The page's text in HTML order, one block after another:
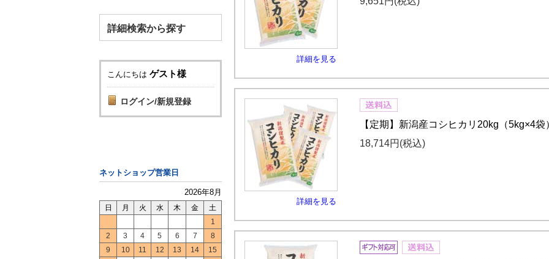
詳細検索から探す
こんにちは ゲスト様
ログイン/新規登録
ネットショップ営業日
2026年8月
日 月 火 水 木 金
土
1
2
3 4 5 6 7
8
9
10 11 12 13 14
15
詳細を見る
詳細を見る
【定期】新潟産コシヒカリ20kg（5kg×4袋
18,714円 (税込)